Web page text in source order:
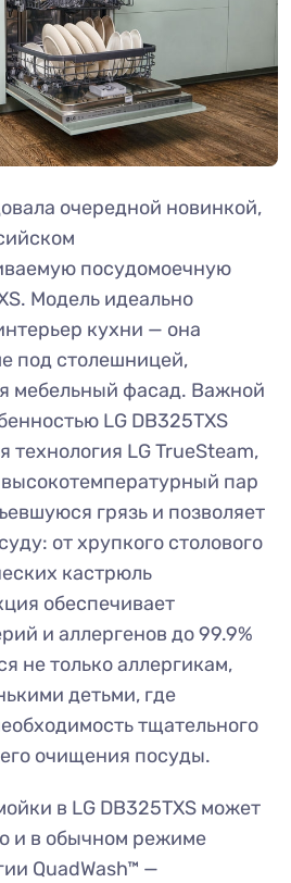
очередной новинкой,
посудомоечную
Модель идеально
кухни — она
под столешницей,
мебельный фасад. Важной
LG DB325TXS
технология LG TrueSteam,
пар
грязь и позволяет
от хрупкого столового
кастрюль
обеспечивает
и аллергенов до 99.9%
не только аллергикам,
детьми, где
тщательного
очищения посуды.
в LG DB325TXS может
и в обычном режиме
QuadWash™ —